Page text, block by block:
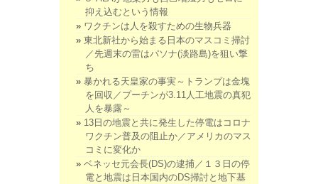
抑え込むという情報
ワクチンは人を殺すための生物兵器
東北新社から始まる日本のマスコミ掃討
／先週末の雷はパソナ(淡路島)を狙い撃
ち
暴かれる天皇家の事実～トランプは金塊
を回収／プーチンが3.11人工地震の真犯
人を暴露～
13日の地震と共に発生した停電はコロナ
ワクチン普及の阻止か／アメリカのマス
コミに変化か
ベネッセ元会長(DS)の逮捕／１３日の停
電と地震は日本国内のDS掃討と地下基